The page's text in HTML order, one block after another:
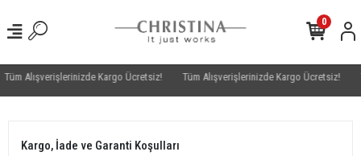
Tüm Alışverişlerinizde Kargo Ücretsiz! Tüm Alışverişlerinizde Kargo Ücretsiz!
0
Kargo, İade ve Garanti Koşulları